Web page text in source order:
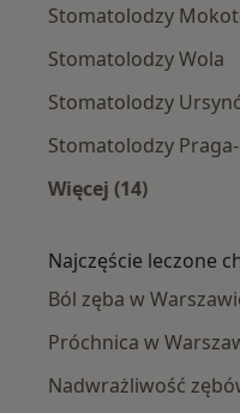
Stomatolodzy
Stomatolodzy Wola
Stomatolodzy
Stomatolodzy
Więcej (14)
Najczęście leczone
Ból zęba w
Próchnica w
Nadwrażliwość